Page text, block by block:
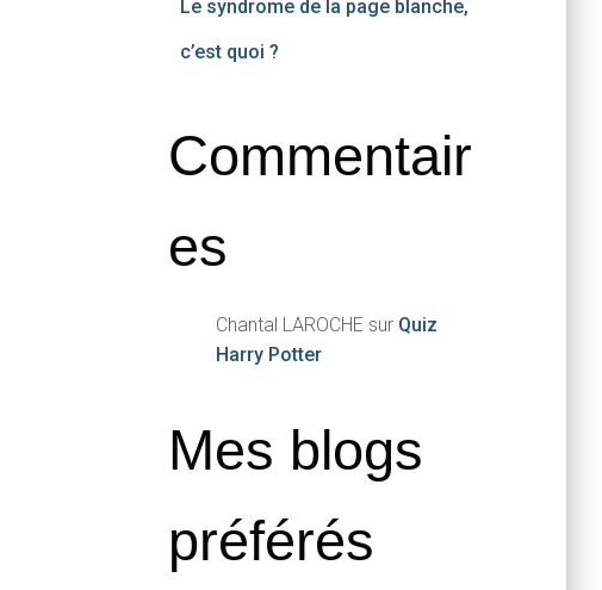
Le syndrome de la page blanche,
c’est quoi ?
Commentair
es
Chantal LAROCHE sur Quiz
Harry Potter
Mes blogs
préférés